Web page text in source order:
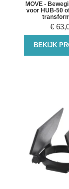
MOVE -
voor HUB-50
€
BEKIJK